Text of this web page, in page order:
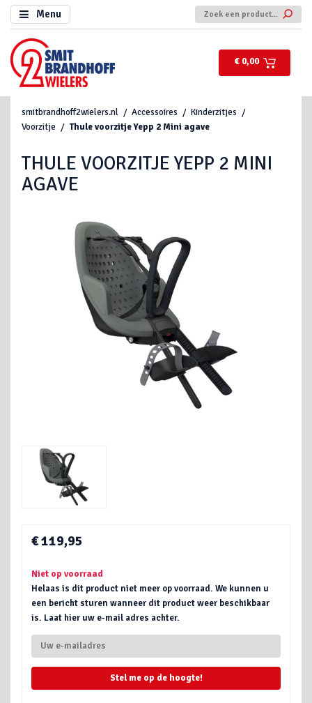
Menu
€ 0,00
smitbrandhoff2wielers.nl Accessoires
Kinderzitjes
Voorzitje
Thule voorzitje Yepp 2 Mini agave
THULE VOORZITJE YEPP 2 MINI
AGAVE
€ 119,95
Niet op voorraad
Helaas is dit product niet meer op voorraad. We kunnen u
een bericht sturen wanneer dit product weer beschikbaar
is. Laat hier uw e-mail adres achter.
Stel me op de hoogte!